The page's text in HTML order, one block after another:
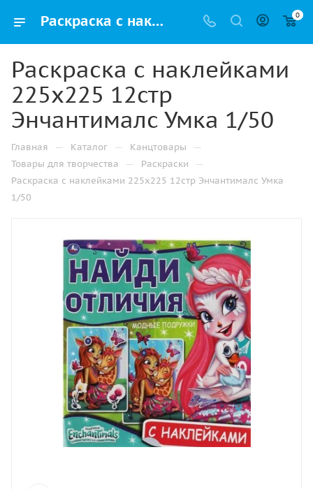
Раскраска с наклейками 225х225 12стр Энчантималс Умка 1/50 купить оптом и в розницу в Перми 0
Раскраска с наклейками
225х225 12стр
Энчантималс Умка 1/50
Главная — Каталог — Канцтовары —
Товары для творчества — Раскраски —
Раскраска с наклейками 225х225 12стр Энчантималс Умка
1/50